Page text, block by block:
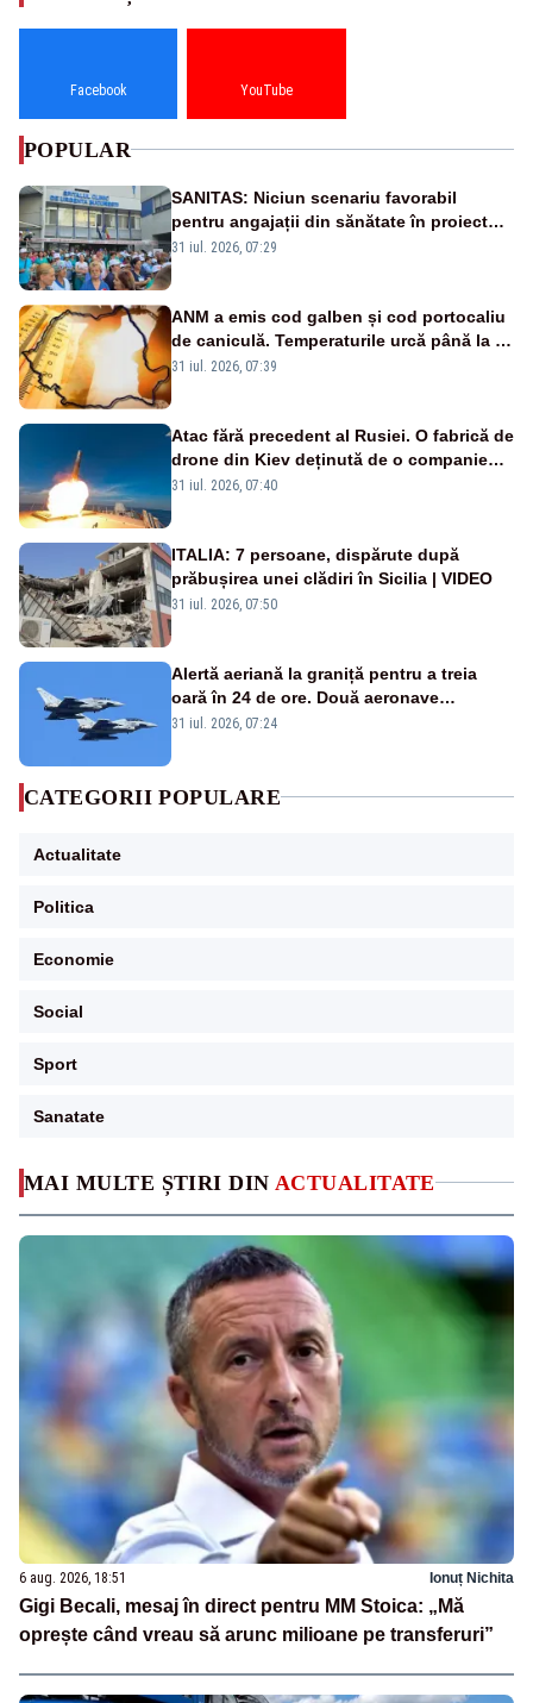
MAI MULTE ȘTIRI DIN ACTUALITATE
6 aug. 2026, 18:51 Ionuț Nichita
Gigi Becali, mesaj în direct pentru MM Stoica: „Mă
oprește când vreau să arunc milioane pe transferuri”
Facebook YouTube
POPULAR
SANITAS: Niciun scenariu favorabil
pentru angajații din sănătate în proiectul
Legii salarizării
31 iul. 2026, 07:29
ANM a emis cod galben și cod portocaliu
de caniculă. Temperaturile urcă până la 38
de grade, iar nopțile devin tropicale
31 iul. 2026, 07:39
Atac fără precedent al Rusiei. O fabrică de
drone din Kiev deținută de o companie
americană, distrusă de o rachetă
31 iul. 2026, 07:40
ITALIA: 7 persoane, dispărute după
prăbușirea unei clădiri în Sicilia | VIDEO
31 iul. 2026, 07:50
Alertă aeriană la graniță pentru a treia
oară în 24 de ore. Două aeronave
Eurofighter britanice au fost ridicate de la
31 iul. 2026, 07:24
CATEGORII POPULARE
Actualitate
Politica
Economie
Social
Sport
Sanatate